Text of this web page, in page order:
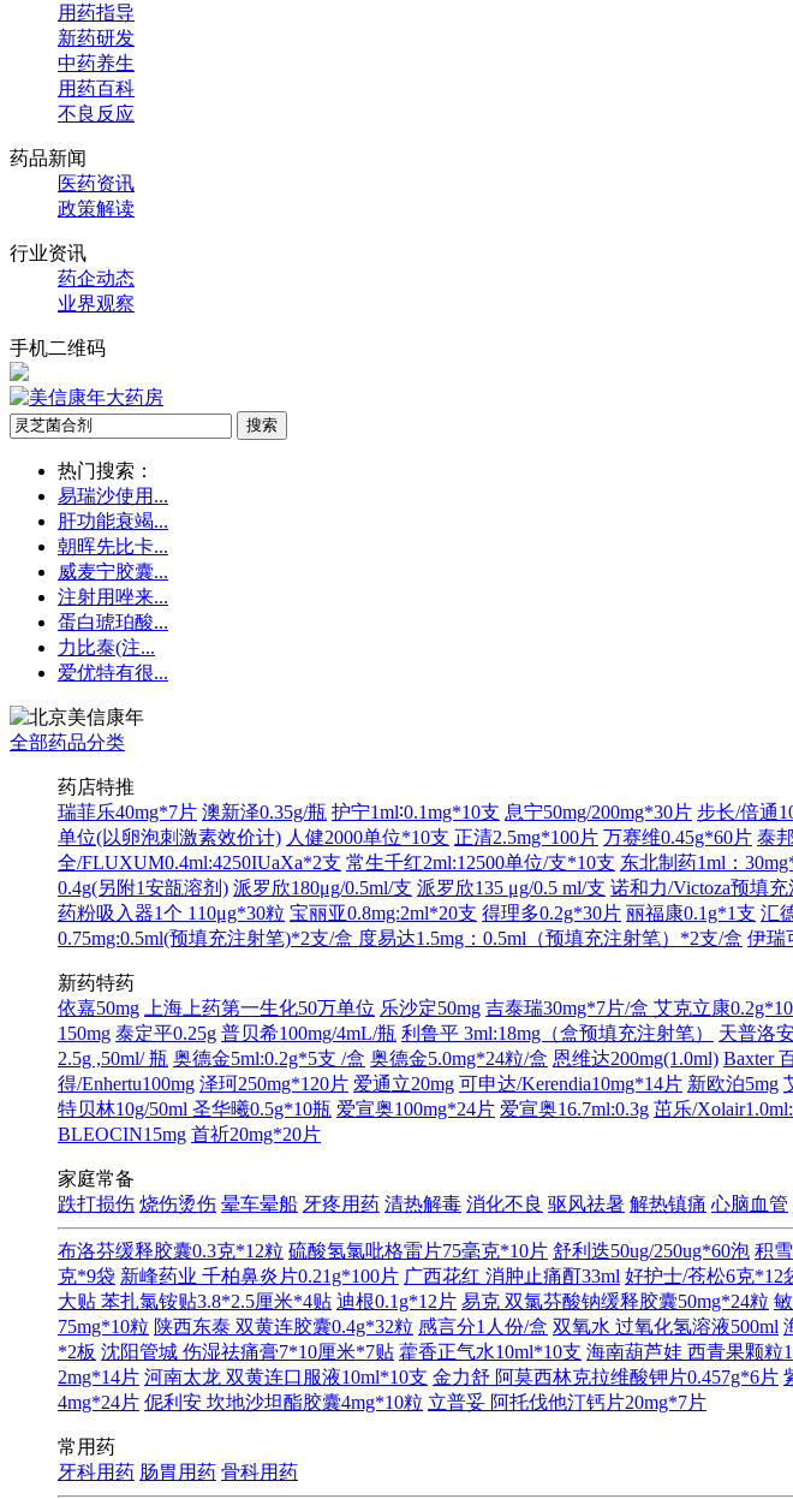
用药指导
新药研发
中药养生
用药百科
不良反应
药品新闻
医药资讯
政策解读
行业资讯
药企动态
业界观察
手机二维码
热门搜索：
易瑞沙使用...
肝功能衰竭...
朝晖先比卡...
威麦宁胶囊...
注射用唑来...
蛋白琥珀酸...
力比泰(注...
爱优特有很...
全部药品分类
药店特推
瑞菲乐40mg*7片 澳新泽0.35g/瓶 护宁1ml∶0.1mg*10支 息宁50mg/200mg*30片 步长/倍通
单位(以卵泡刺激素效价计) 人健2000单位*10支 正清2.5mg*100片 万赛维0.45g*60片 泰
全/FLUXUM0.4ml:4250IUaXa*2支 常生千红2ml:12500单位/支*10支 东北制药1ml：
0.4g(另附1安瓿溶剂) 派罗欣180μg/0.5ml/支 派罗欣135 μg/0.5 ml/支 诺和力/Victoza预填
药粉吸入器1个 110μg*30粒 宝丽亚0.8mg:2ml*20支 得理多0.2g*30片 丽福康0.1g*1支 汇
0.75mg:0.5ml(预填充注射笔)*2支/盒 度易达1.5mg：0.5ml（预填充注射笔）*2支/盒 伊瑞
新药特药
依嘉50mg
上海上药第一生化50万单位 乐沙定50mg 吉泰瑞30mg*7片/盒 艾克立康
150mg 泰定平0.25g 普贝希100mg/4mL/瓶 利鲁平 3ml:18mg（盒预填充注射笔） 天普洛
2.5g ,50ml/ 瓶 奥德金5ml:0.2g*5支 /盒 奥德金5.0mg*24粒/盒 恩维达200mg(1.0ml) Baxter
得/Enhertu100mg 泽珂250mg*120片 爱通立20mg 可申达/Kerendia10mg*14片 新欧泊5mg
特贝林10g/50ml 圣华曦0.5g*10瓶 爱宣奥100mg*24片 爱宣奥16.7ml:0.3g 茁乐/
BLEOCIN15mg 首祈20mg*20片
家庭常备
跌打损伤 烧伤烫伤 晕车晕船 牙疼用药 清热解毒 消化不良 驱风祛暑 解热镇痛 心脑血管
布洛芬缓释胶囊0.3克*12粒 硫酸氢氯吡格雷片75毫克*10片 舒利迭50ug/250ug*60泡 积
克*9袋 新峰药业 千柏鼻炎片0.21g*100片 广西花红 消肿止痛酊33ml 好护士/苍松6克*12
大贴 苯扎氯铵贴3.8*2.5厘米*4贴 迪根0.1g*12片 易克 双氯芬酸钠缓释胶囊50mg*24粒
75mg*10粒 陕西东泰 双黄连胶囊0.4g*32粒 感言分1人份/盒 双氧水 过氧化氢溶液500ml
*2板 沈阳管城 伤湿祛痛膏7*10厘米*7贴 藿香正气水10ml*10支 海南葫芦娃 西青果颗粒
2mg*14片 河南太龙 双黄连口服液10ml*10支 金力舒 阿莫西林克拉维酸钾片0.457g*6片
4mg*24片 伲利安 坎地沙坦酯胶囊4mg*10粒 立普妥 阿托伐他汀钙片20mg*7片
常用药
牙科用药 肠胃用药 骨科用药